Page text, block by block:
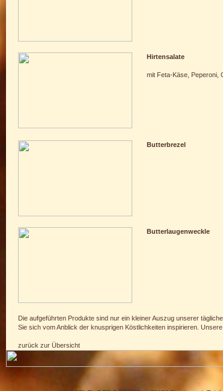
Hirtensalate
mit Feta-Käse, Peperoni,
Butterbrezel
Butterlaugenweckle
Die aufgeführten Produkte sind nur ein kleiner Auszug unserer
Sie sich vom Anblick der knusprigen Köstlichkeiten inspirieren.
zurück zur Übersicht